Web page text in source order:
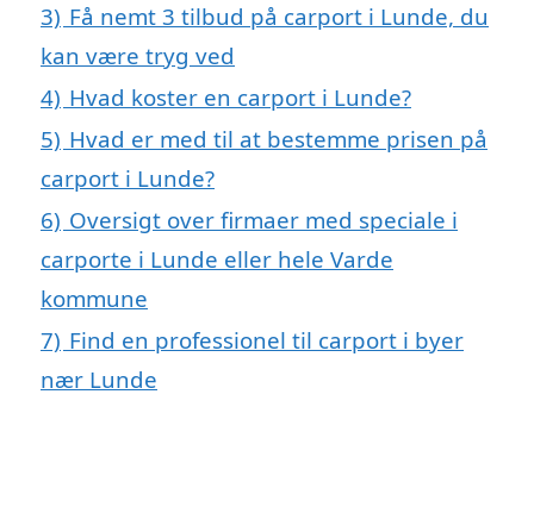
3) Få nemt 3 tilbud på carport i Lunde, du
kan være tryg ved
4) Hvad koster en carport i Lunde?
5) Hvad er med til at bestemme prisen på
carport i Lunde?
6) Oversigt over firmaer med speciale i
carporte i Lunde eller hele Varde
kommune
7) Find en professionel til carport i byer
nær Lunde